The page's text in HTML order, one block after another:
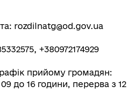
rozdilnatg@od.gov.ua
+380972174929
прийому громадян:
до 16 години, перерва з 12